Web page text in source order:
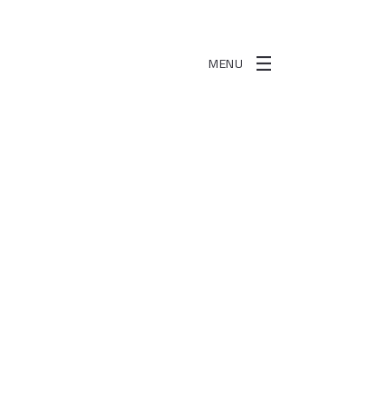
MENU